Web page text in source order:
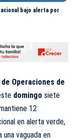
bajo alerta por
Operaciones de
domingo siete
12
en alerta verde,
una vaguada en